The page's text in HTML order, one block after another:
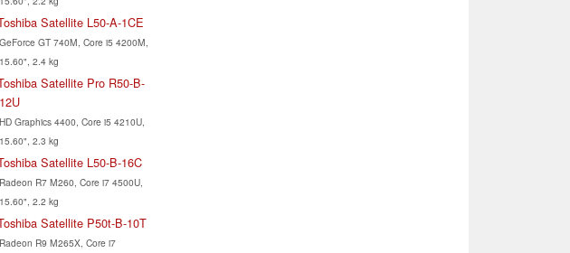
Satellite L50-A-1CE
GeForce GT 740M, Core i5 4200M,
15.60", 2.4 kg
Satellite Pro R50-B-
12U
HD Graphics 4400, Core i5 4210U,
15.60", 2.3 kg
Satellite L50-B-16C
Radeon R7 M260, Core i7 4500U,
15.60", 2.2 kg
Satellite P50t-B-10T
Radeon R9 M265X, Core i7